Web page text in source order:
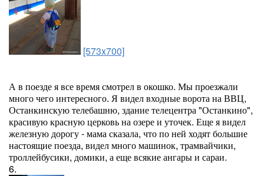
[573x700]
А в поезде я все время смотрел в окошко. Мы проезжали
много чего интересного. Я видел входные ворота на ВВЦ,
Останкинскую телебашню, здание телецентра "Останкино",
красивую красную церковь на озере и уточек. Еще я видел
железную дорогу - мама сказала, что по ней ходят большие
настоящие поезда, видел много машинок, трамвайчики,
троллейбусики, домики, а еще всякие ангары и сараи.
6.